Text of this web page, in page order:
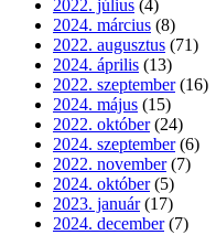
2022. július (4)
2024. március (8)
2022. augusztus (71)
2024. április (13)
2022. szeptember (16)
2024. május (15)
2022. október (24)
2024. szeptember (6)
2022. november (7)
2024. október (5)
2023. január (17)
2024. december (7)